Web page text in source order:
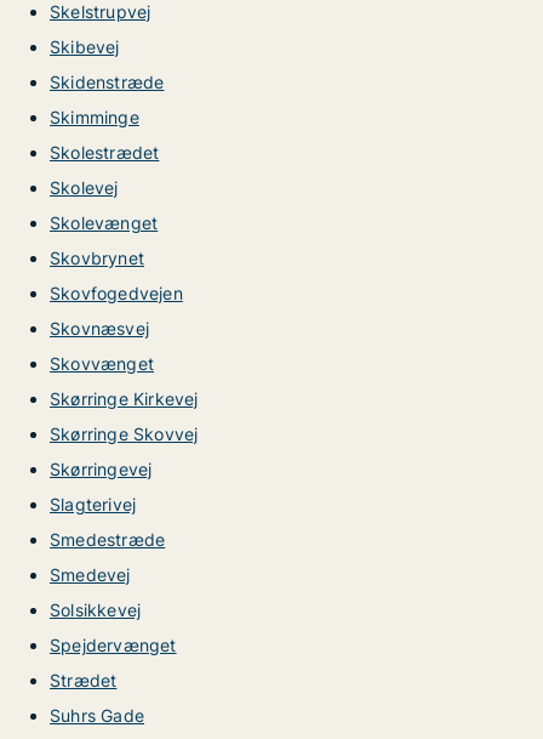
Skelstrupvej
Skibevej
Skidenstræde
Skimminge
Skolestrædet
Skolevej
Skolevænget
Skovbrynet
Skovfogedvejen
Skovnæsvej
Skovvænget
Skørringe Kirkevej
Skørringe Skovvej
Skørringevej
Slagterivej
Smedestræde
Smedevej
Solsikkevej
Spejdervænget
Strædet
Suhrs Gade